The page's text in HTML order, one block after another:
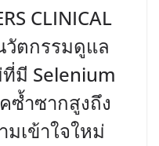
CLINICAL
วัตกรรมดูแล
มี Selenium
ซ้ำซากสูงถึง
มเข้าใจใหม่